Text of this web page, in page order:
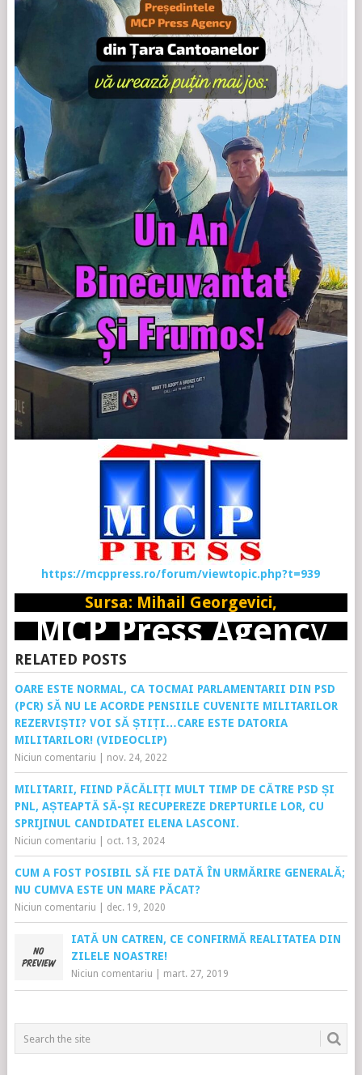
https://mcppress.ro/forum/viewtopic.php?t=939
Sursa: Mihail Georgevici,
MCP Press Agency
RELATED POSTS
OARE ESTE NORMAL, CA TOCMAI PARLAMENTARII DIN PSD
(PCR) SĂ NU LE ACORDE PENSIILE CUVENITE MILITARILOR
REZERVIȘTI? VOI SĂ ȘTIȚI…CARE ESTE DATORIA
MILITARILOR! (VIDEOCLIP)
Niciun comentariu nov. 24, 2022
MILITARII, FIIND PĂCĂLIȚI MULT TIMP DE CĂTRE PSD ȘI
PNL, AȘTEAPTĂ SĂ-ȘI RECUPEREZE DREPTURILE LOR, CU
SPRIJINUL CANDIDATEI ELENA LASCONI.
Niciun comentariu oct. 13, 2024
CUM A FOST POSIBIL SĂ FIE DATĂ ÎN URMĂRIRE GENERALĂ;
NU CUMVA ESTE UN MARE PĂCAT?
Niciun comentariu dec. 19, 2020
IATĂ UN CATREN, CE CONFIRMĂ REALITATEA DIN
ZILELE NOASTRE!
Niciun comentariu mart. 27, 2019